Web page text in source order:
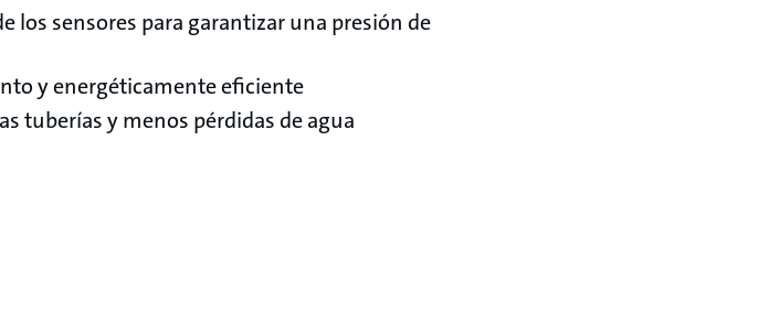
los sensores para garantizar una presión de
y energéticamente eficiente
tuberías y menos pérdidas de agua